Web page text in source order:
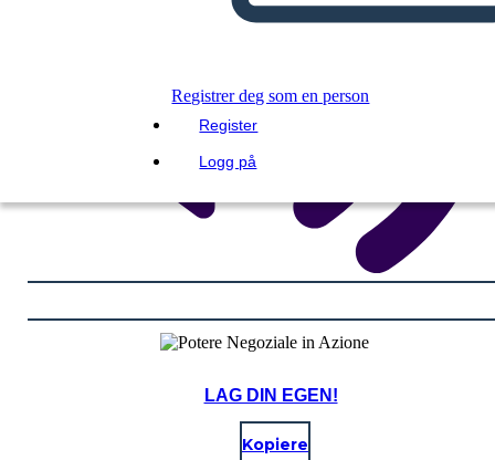
Registrer deg som en person
Register
Logg på
LAG DIN EGEN!
Kopiere